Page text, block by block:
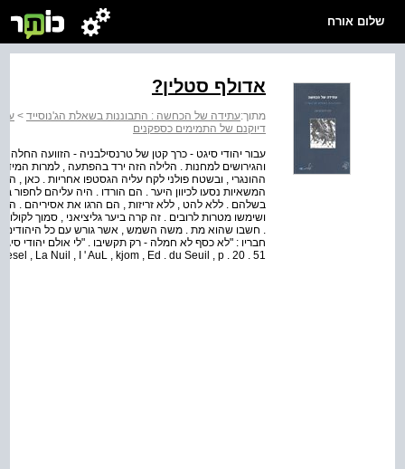
שלום אורח
אדולף סטלין?
מתוך:עתידה של הכחשה : התבוננות בשאלת הג'נוסייד >
דיוקנם של התמימים כספקנים
והגירושים למחנות . הלילה הזה ירד בהפתעה , למרות
ההונגרי , ובשטח פולני לקח עליה הגסטפו אחריות . כאן ,
המשאיות נסעו לכיוון היער . הם הורדו . היה עליהם
בשלהם . ללא להט , ללא זריזות , הם הרגו את אסיריהם .
ושימשו מטרות לרובים . זה קרה ביער גליציאני , סמוך
. חשבו שהוא מת . משה השמש , אשר גורש עם כל היהודים
, La Nuil , I ' AuL , kjom , Ed . du Seuil , p . 20 . 51